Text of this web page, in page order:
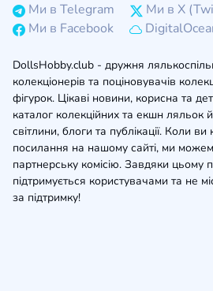
Ми в Telegram
Ми в X
Ми в Facebook
DollsHobby.club - дружня
колекціонерів та поціновувачів
фігурок. Цікаві новини, корисна та
каталог колекційних та екшн ляльок й
світлини, блоги та публікації. Коли
посилання на нашому сайті, ми
партнерську комісію. Завдяки цьому
підтримується користувачами та не
за підтримку!